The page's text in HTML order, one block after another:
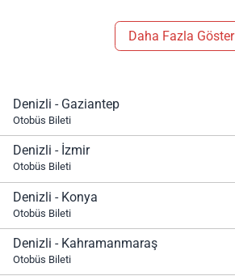
Daha Fazla Göster
Denizli - Gaziantep
Otobüs Bileti
Denizli - İzmir
Otobüs Bileti
Denizli - Konya
Otobüs Bileti
Denizli - Kahramanmaraş
Otobüs Bileti